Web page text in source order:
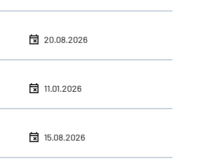
20.08.2026
11.01.2026
15.08.2026